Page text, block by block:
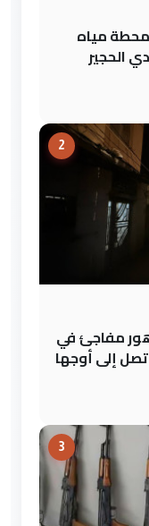
محطة مياه
الحجير
2
مفاجئ في
إلى أوجها
3